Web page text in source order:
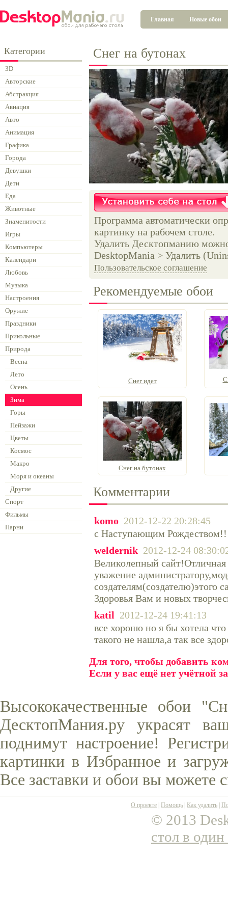
Главная Новые обои
Категории
3D
Авторские
Абстракция
Авиация
Авто
Анимация
Графика
Города
Девушки
Дети
Еда
Животные
Знаменитости
Игры
Компьютеры
Календари
Любовь
Музыка
Настроения
Оружие
Праздники
Прикольные
Природа
Весна
Лето
Осень
Зима
Горы
Пейзажи
Цветы
Космос
Макро
Моря и океаны
Другие
Спорт
Фильмы
Парни
Снег на бутонах
Программа автоматически
картинку на рабочем столе.
Удалить Десктопманию
DesktopMania > Удалить
Пользовательское соглашение
Рекомендуемые обои
Снег идет
Снег на бутонах
Комментарии
komo 2012-12-22 20:28:45
c Наступающим
weldernik 2012-12-24
Великолепный
уважение
создателям(создателю)этого
Здоровья Вам и новых
katil 2012-12-24 19:41:13
все хорошо но я бы хотела
такого не нашла,а так все
Для того, чтобы добавить
Если у вас ещё нет учётной
Высококачественные обои
ДесктопМания.ру украсят
поднимут настроение!
картинки в Избранное и
Все заставки и обои вы можете
О проекте Помощь Как удалить
© 2013
стол в